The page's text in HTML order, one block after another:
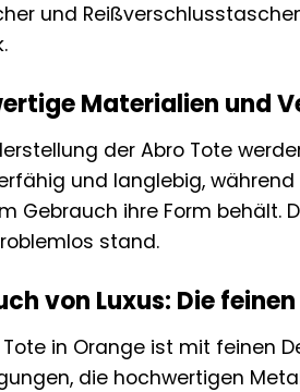
und
Materialien und
der Abro Tote
und langlebig,
Gebrauch ihre Form behält.
stand.
von Luxus: Die
Tote in Orange ist mit feinen
die hochwertigen